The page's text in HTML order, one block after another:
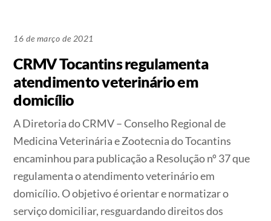
16 de março de 2021
CRMV Tocantins regulamenta
atendimento veterinário em
domicílio
A Diretoria do CRMV – Conselho Regional de
Medicina Veterinária e Zootecnia do Tocantins
encaminhou para publicação a Resolução nº 37 que
regulamenta o atendimento veterinário em
domicílio. O objetivo é orientar e normatizar o
serviço domiciliar, resguardando direitos dos